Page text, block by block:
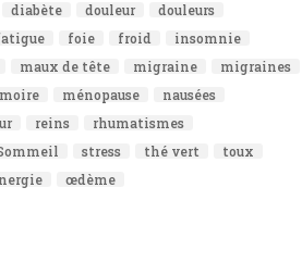
diabète douleur
douleurs
foie froid
insomnie
maux de tête migraine
migraines
ménopause
nausées
reins
rhumatismes
stress thé vert
toux
œdème